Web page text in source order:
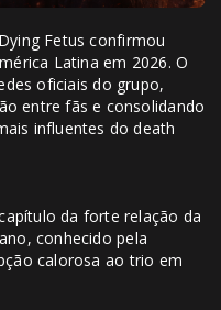
Fetus confirmou
Latina em 2026. O
oficiais do grupo,
entre fãs e consolidando
influentes do death
da forte relação da
conhecido pela
calorosa ao trio em